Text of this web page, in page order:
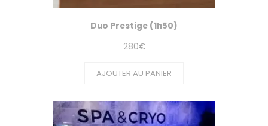
Duo Prestige (1h50)
280€
AJOUTER AU PANIER